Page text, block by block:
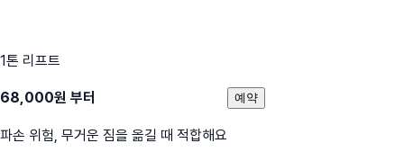
1톤 리프트
68,000원 부터
파손 위험, 무거운 짐을 옮길 때 적합해요
예약